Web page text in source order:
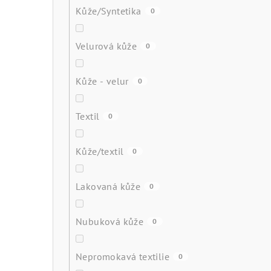
Kůže/Syntetika 0
Velurová kůže 0
Kůže - velur 0
Textil 0
Kůže/textil 0
Lakovaná kůže 0
Nubuková kůže 0
Nepromokavá textilie 0